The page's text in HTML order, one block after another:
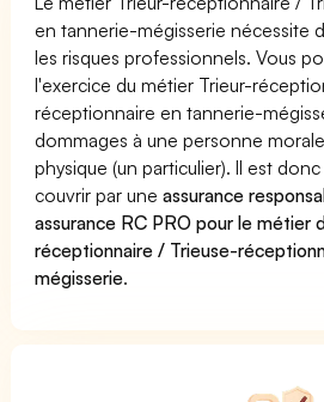
en tannerie-mégisserie nécessite
les risques professionnels. Vous
l'exercice du métier Trieur-
réceptionnaire en tannerie-
dommages à une personne
physique (un particulier). Il est
couvrir par uneassurance
assurance RC PRO pour le métier
réceptionnaire / Trieuse-
mégisserie.